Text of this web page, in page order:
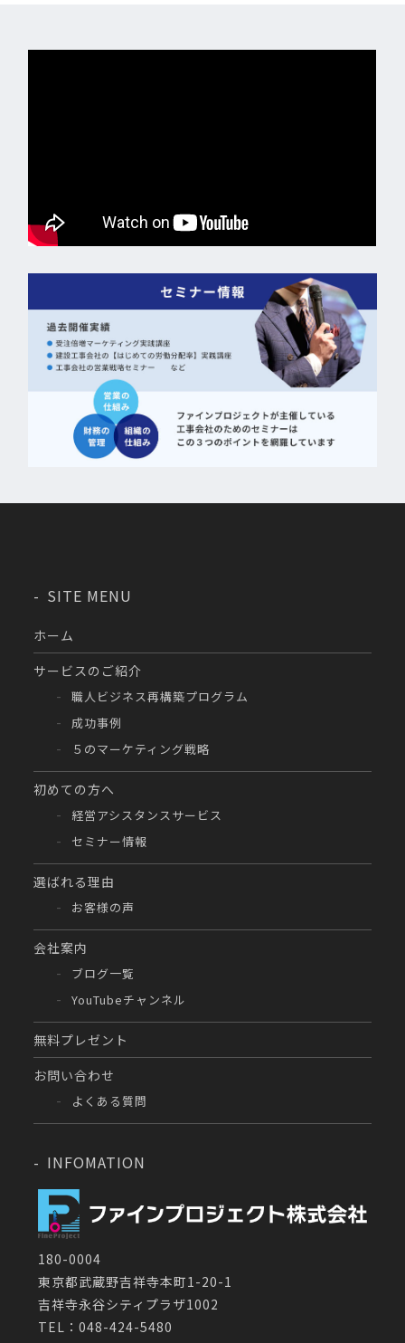
SITE MENU
ホーム
サービスのご紹介
職人ビジネス再構築プログラム
成功事例
５のマーケティング戦略
初めての方へ
経営アシスタンスサービス
セミナー情報
選ばれる理由
お客様の声
会社案内
ブログ一覧
YouTubeチャンネル
無料プレゼント
お問い合わせ
よくある質問
INFOMATION
180-0004
東京都武蔵野吉祥寺本町1-20-1
吉祥寺永谷シティプラザ1002
TEL：048-424-5480